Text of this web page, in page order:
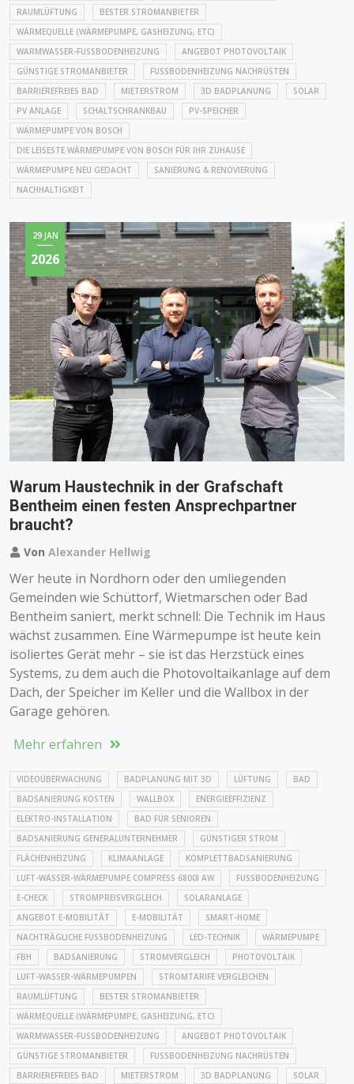
RAUMLÜFTUNG
BESTER STROMANBIETER
WÄRMEQUELLE (WÄRMEPUMPE, GASHEIZUNG, ETC)
WARMWASSER-FUSSBODENHEIZUNG
ANGEBOT PHOTOVOLTAIK
GÜNSTIGE STROMANBIETER
FUSSBODENHEIZUNG NACHRÜSTEN
BARRIEREFREIES BAD
MIETERSTROM 3D BADPLANUNG
SOLAR
PV ANLAGE
SCHALTSCHRANKBAU
PV-SPEICHER
WÄRMEPUMPE VON BOSCH
DIE LEISESTE WÄRMEPUMPE VON BOSCH FÜR IHR ZUHAUSE
WÄRMEPUMPE NEU GEDACHT
SANIERUNG & RENOVIERUNG
NACHHALTIGKEIT
Warum Haustechnik in der Grafschaft
Bentheim einen festen Ansprechpartner
braucht?
29 JAN
2026
Von Alexander Hellwig
Wer heute in Nordhorn oder den umliegenden
Gemeinden wie Schüttorf, Wietmarschen oder Bad
Bentheim saniert, merkt schnell: Die Technik im Haus
wächst zusammen. Eine Wärmepumpe ist heute kein
isoliertes Gerät mehr – sie ist das Herzstück eines
Systems, zu dem auch die Photovoltaikanlage auf dem
Dach, der Speicher im Keller und die Wallbox in der
Garage gehören.
Mehr erfahren
VIDEOÜBERWACHUNG BADPLANUNG MIT 3D LÜFTUNG
BAD
BADSANIERUNG KOSTEN
WALLBOX
ENERGIEEFFIZIENZ
ELEKTRO-INSTALLATION
BAD FÜR SENIOREN
BADSANIERUNG GENERALUNTERNEHMER
GÜNSTIGER STROM
FLÄCHENHEIZUNG
KLIMAANLAGE
KOMPLETTBADSANIERUNG
LUFT-WASSER-WÄRMEPUMPE COMPRESS 6800I AW
FUSSBODENHEIZUNG
E-CHECK
STROMPREISVERGLEICH
SOLARANLAGE
ANGEBOT E-MOBILITÄT
E-MOBILITÄT
SMART-HOME
NACHTRÄGLICHE FUSSBODENHEIZUNG
LED-TECHNIK
WÄRMEPUMPE
FBH
BADSANIERUNG STROMVERGLEICH
PHOTOVOLTAIK
LUFT-WASSER-WÄRMEPUMPEN
STROMTARIFE VERGLEICHEN
RAUMLÜFTUNG
BESTER STROMANBIETER
WÄRMEQUELLE (WÄRMEPUMPE, GASHEIZUNG, ETC)
WARMWASSER-FUSSBODENHEIZUNG
ANGEBOT PHOTOVOLTAIK
GÜNSTIGE STROMANBIETER
FUSSBODENHEIZUNG NACHRÜSTEN
BARRIEREFREIES BAD
MIETERSTROM 3D BADPLANUNG SOLAR